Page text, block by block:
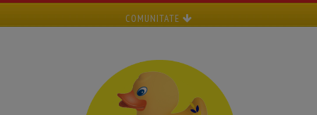
COMUNITATE